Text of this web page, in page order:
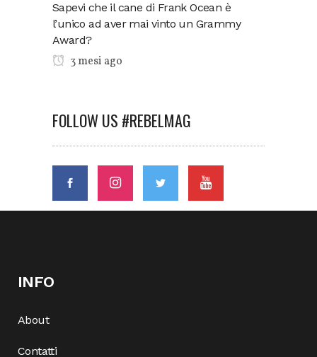
Sapevi che il cane di Frank Ocean è
l’unico ad aver mai vinto un Grammy
Award?
3 mesi ago
FOLLOW US #REBELMAG
INFO
About
Contatti